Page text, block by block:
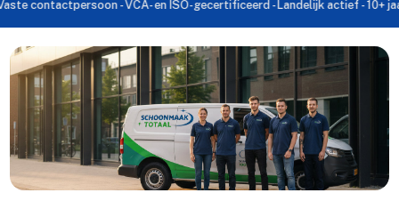
- VCA- en ISO-gecertificeerd - Landelijk actief - 10+ jaar